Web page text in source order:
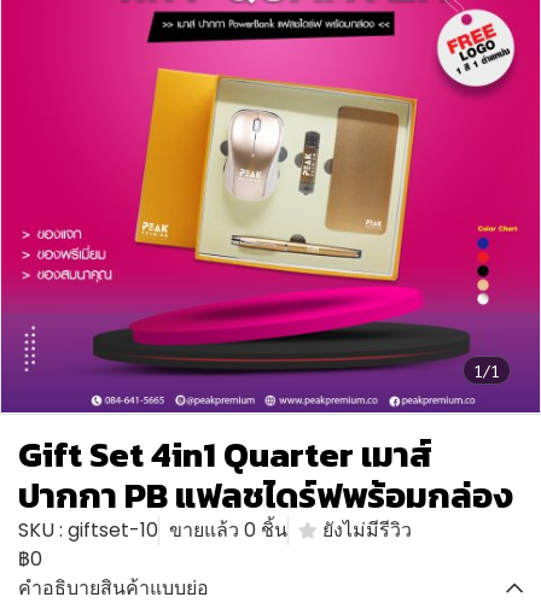
1/1
Gift Set 4in1 Quarter เมาส์
ปากกา PB แฟลชไดร์ฟพร้อมกล่อง
SKU : giftset-10 ขายแล้ว 0 ชิ้น
ยังไม่มีรีวิว
฿0
คำอธิบายสินค้าแบบย่อ